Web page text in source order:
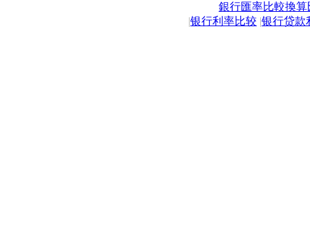
銀行匯率比較換算
|银行利率比较 |银行贷款